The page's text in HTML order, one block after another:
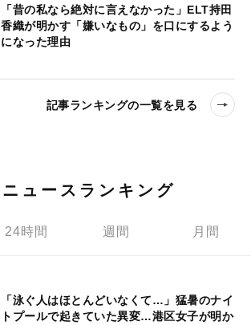
「昔の私なら絶対に言えなかった」ELT持田
香織が明かす「嫌いなもの」を口にするよう
になった理由
記事ランキングの一覧を見る
ニュースランキング
24時間 週間 月間
「泳ぐ人はほとんどいなくて…」猛暑のナイ
トプールで起きていた異変…港区女子が明か